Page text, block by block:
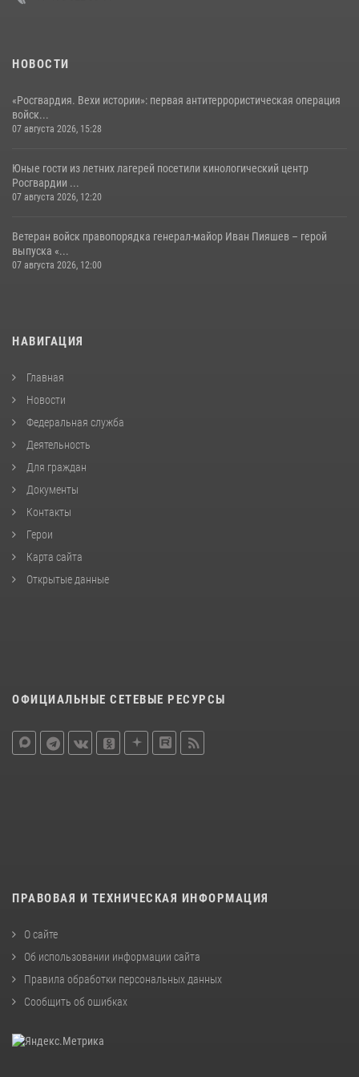
НОВОСТИ
«Росгвардия. Вехи истории»: первая антитеррористическая операция
войск...
07 августа 2026, 15:28
Юные гости из летних лагерей посетили кинологический центр
Росгвардии ...
07 августа 2026, 12:20
Ветеран войск правопорядка генерал-майор Иван Пияшев – герой
выпуска «...
07 августа 2026, 12:00
НАВИГАЦИЯ
Главная
Новости
Федеральная служба
Деятельность
Для граждан
Документы
Контакты
Герои
Карта сайта
Открытые данные
ОФИЦИАЛЬНЫЕ СЕТЕВЫЕ РЕСУРСЫ
ПРАВОВАЯ И ТЕХНИЧЕСКАЯ ИНФОРМАЦИЯ
О сайте
Об использовании информации сайта
Правила обработки персональных данных
Сообщить об ошибках